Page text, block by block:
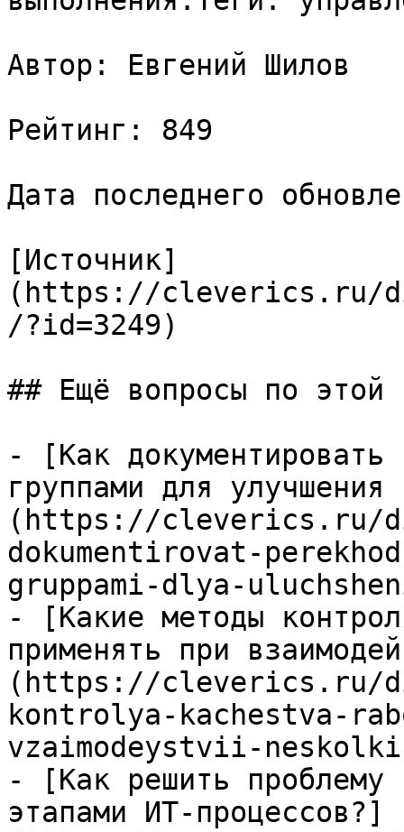
Автор: Евгений Шилов
Рейтинг: 849
Дата последнего
[Источник]
(https://cleverics.ru/
/?id=3249)
## Ещё вопросы по этой
- [Как документировать
группами для улучшения
(https://cleverics.ru/
dokumentirovat-
gruppami-dlya-
- [Какие методы
применять при
(https://cleverics.ru/
kontrolya-kachestva-
vzaimodeystvii-
- [Как решить проблему
этапами ИТ-процессов?]